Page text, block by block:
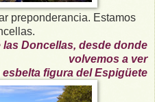
preponderancia. Estamos
Doncellas, desde donde
volvemos a ver
esbelta figura del Espigüete